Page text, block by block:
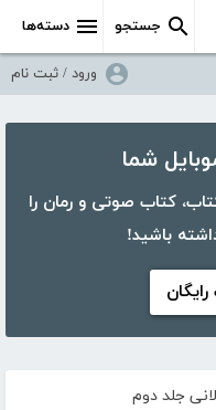
دسته‌ها جستجو
ورود / ثبت نام
کتابراه، بیش از ۵۰،۰۰۰ کتاب، کتاب صوتی و رمان را
باشید!
جلد دوم